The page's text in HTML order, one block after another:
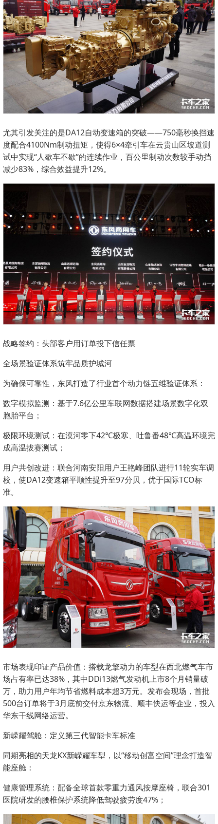
尤其引发关注的是DA12自动变速箱的突破——750毫秒换挡速
度配合4100Nm制动扭矩，使得6×4牵引车在云贵山区坡道测
试中实现“人歇车不歇”的连续作业，百公里制动次数较手动挡
减少83%，综合效益提升12%。
战略签约：头部客户用订单投下信任票
全场景验证体系筑牢品质护城河
为确保可靠性，东风打造了行业首个动力链五维验证体系：
数字模拟监测：基于7.6亿公里车联网数据搭建场景数字化双
胞胎平台；
极限环境测试：在漠河零下42℃极寒、吐鲁番48℃高温环境完
成高温拔赛测试；
用户共创改进：联合河南安阳用户王艳峰团队进行11轮实车调
校，使DA12变速箱平顺性提升至97分贝，优于国际TCO标
准。
市场表现印证产品价值：搭载龙擎动力的车型在西北燃气车市
场占有率已达38%，其中DDi13燃气发动机上市8个月销量破
万，助力用户年均节省燃料成本超3万元。发布会现场，首批
500台订单将于3月底前交付京东物流、顺丰快运等企业，投入
华东干线网络运营。
新嵘耀驾舱：定义第三代智能卡车标准
同期亮相的天龙KX新嵘耀车型，以“移动创富空间”理念打造智
能座舱：
健康管理系统：配备全球首款零重力通风按摩座椅，联合301
医院研发的腰椎保护系统降低驾驶疲劳度47%；